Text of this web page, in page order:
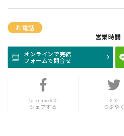
お電話
営業時間
オンラインで完結
フォームで問合せ
facebookで
シェアする
Xで
つぶやく